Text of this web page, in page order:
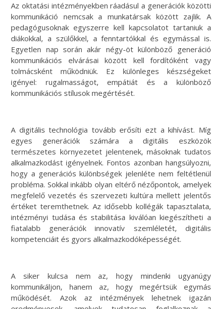
Az oktatási intézményekben ráadásul a generációk közötti
kommunikáció nemcsak a munkatársak között zajlik. A
pedagógusoknak egyszerre kell kapcsolatot tartaniuk a
diákokkal, a szülőkkel, a fenntartókkal és egymással is.
Egyetlen nap során akár négy-öt különböző generáció
kommunikációs elvárásai között kell fordítóként vagy
tolmácsként működniük. Ez különleges készségeket
igényel: rugalmasságot, empátiát és a különböző
kommunikációs stílusok megértését.
A digitális technológia tovább erősíti ezt a kihívást. Míg
egyes generációk számára a digitális eszközök
természetes környezetet jelentenek, másoknak tudatos
alkalmazkodást igényelnek. Fontos azonban hangsúlyozni,
hogy a generációs különbségek jelenléte nem feltétlenül
probléma. Sokkal inkább olyan eltérő nézőpontok, amelyek
megfelelő vezetés és szervezeti kultúra mellett jelentős
értéket teremthetnek. Az idősebb kollégák tapasztalata,
intézményi tudása és stabilitása kiválóan kiegészítheti a
fiatalabb generációk innovatív szemléletét, digitális
kompetenciáit és gyors alkalmazkodóképességét.
A siker kulcsa nem az, hogy mindenki ugyanúgy
kommunikáljon, hanem az, hogy megértsük egymás
működését. Azok az intézmények lehetnek igazán